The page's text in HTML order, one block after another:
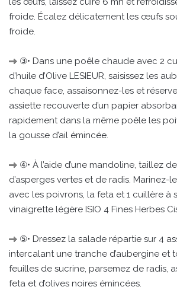
froide. Écalez délicatement les œufs
froide.
③• Dans une poêle chaude avec 2
d’huile d’Olive LESIEUR, saisissez les
chaque face, assaisonnez-les et
assiette recouverte d’un papier
rapidement dans la même poêle les
la gousse d’ail émincée.
④• À l’aide d’une mandoline, taillez
d’asperges vertes et de radis. Marinez-
avec les poivrons, la feta et 1 cuillère à
vinaigrette légère ISIO 4 Fines Herbes
⑤• Dressez la salade répartie sur 4
intercalant une tranche d’aubergine et
feuilles de sucrine, parsemez de radis,
feta et d’olives noires émincées.